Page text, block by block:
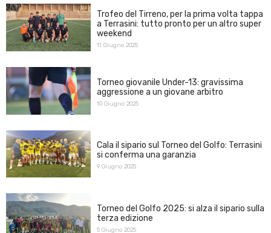
Trofeo del Tirreno, per la prima volta tappa
a Terrasini: tutto pronto per un altro super
weekend
11 Giugno 2025
Torneo giovanile Under-13: gravissima
aggressione a un giovane arbitro
10 Giugno 2025
Cala il sipario sul Torneo del Golfo: Terrasini
si conferma una garanzia
9 Giugno 2025
Torneo del Golfo 2025: si alza il sipario sulla
terza edizione
5 Giugno 2025